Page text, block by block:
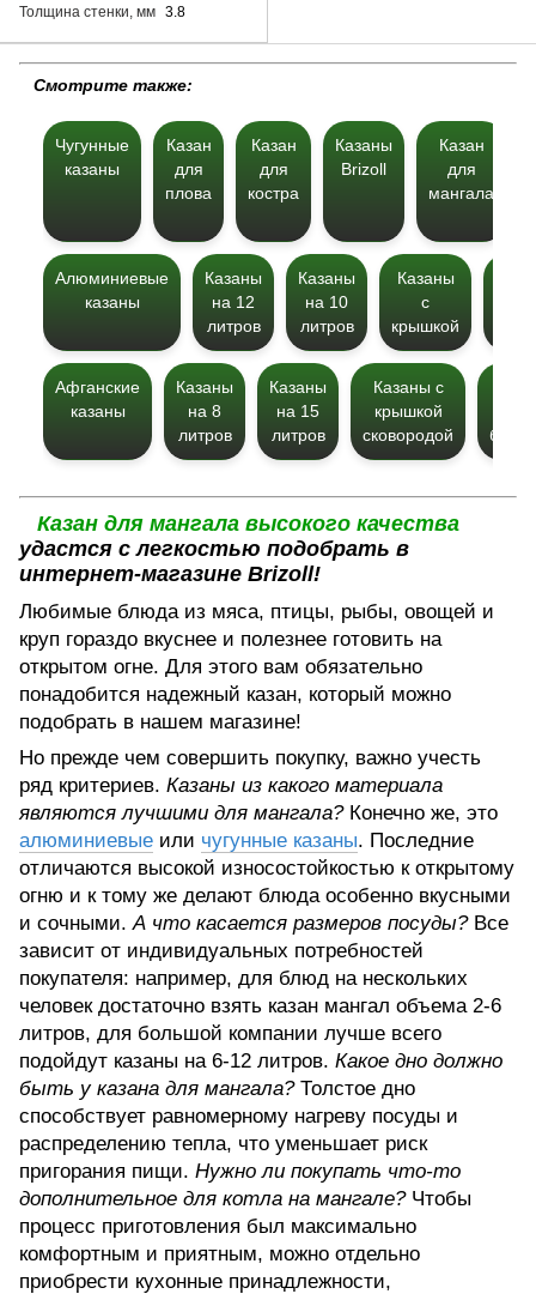
Толщина стенки, мм 3.8
Cмотрите также:
Чугунные
казаны
Казан
для
плова
Казан
для
костра
Казаны
Brizoll
Казан
для
мангала
Алюминиевые
казаны
Казаны
на 12
литров
Казаны
на 10
литров
Казаны
с
крышкой
Афганские
казаны
Казаны
на 8
литров
Казаны
на 15
литров
Казаны с
крышкой
сковородой
Казан для мангала высокого качества
удастся с легкостью подобрать в
интернет-магазине Brizoll!
Любимые блюда из мяса, птицы, рыбы, овощей и
круп гораздо вкуснее и полезнее готовить на
открытом огне. Для этого вам обязательно
понадобится надежный казан, который можно
подобрать в нашем магазине!
Но прежде чем совершить покупку, важно учесть
ряд критериев. Казаны из какого материала
являются лучшими для мангала?Конечно же, это
алюминиевые или чугунные казаны. Последние
отличаются высокой износостойкостью к открытому
огню и к тому же делают блюда особенно вкусными
и сочными. А что касается размеров посуды?Все
зависит от индивидуальных потребностей
покупателя: например, для блюд на нескольких
человек достаточно взять казан мангал объема 2-6
литров, для большой компании лучше всего
подойдут казаны на 6-12 литров. Какое дно должно
быть у казана для мангала?Толстое дно
способствует равномерному нагреву посуды и
распределению тепла, что уменьшает риск
пригорания пищи. Нужно ли покупать что-то
дополнительное для котла на мангале? Чтобы
процесс приготовления был максимально
комфортным и приятным, можно отдельно
приобрести кухонные принадлежности,